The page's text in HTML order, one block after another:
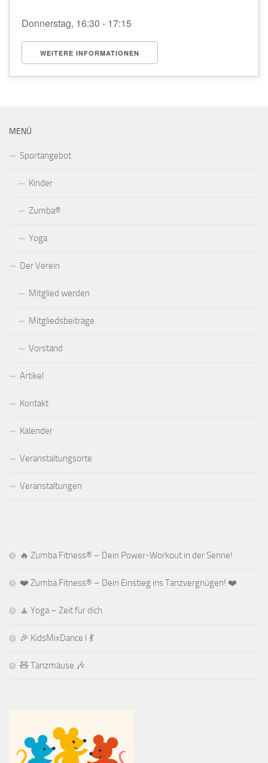
Donnerstag, 16:30 - 17:15
WEITERE INFORMATIONEN
MENÜ
Sportangebot
Kinder
Zumba®
Yoga
Der Verein
Mitglied werden
Mitgliedsbeiträge
Vorstand
Artikel
Kontakt
Kalender
Veranstaltungsorte
Veranstaltungen
🔥 Zumba Fitness® – Dein Power-Workout in der Senne!
❤️ Zumba Fitness® – Dein Einstieg ins Tanzvergnügen! ❤️
🧘 Yoga – Zeit für dich
🎉 KidsMixDance I 💃
🧸 Tanzmäuse 🎶